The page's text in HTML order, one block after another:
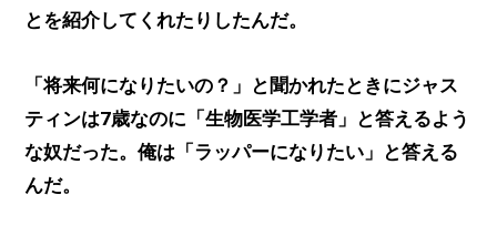
とを紹介してくれたりしたんだ。
「将来何になりたいの？」と聞かれたときにジャス
ティンは7歳なのに「生物医学工学者」と答えるよう
な奴だった。俺は「ラッパーになりたい」と答える
んだ。